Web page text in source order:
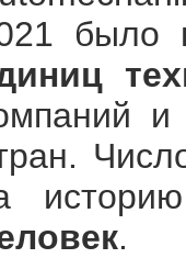
было
и
.